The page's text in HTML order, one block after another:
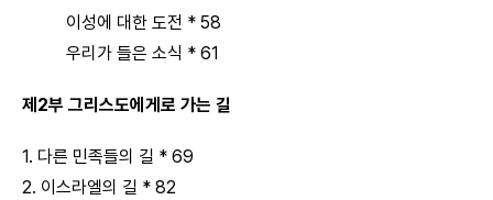
이성에 대한 도전 * 58
우리가 들은 소식 * 61
제2부 그리스도에게로 가는 길
1. 다른 민족들의 길 * 69
2. 이스라엘의 길 * 82